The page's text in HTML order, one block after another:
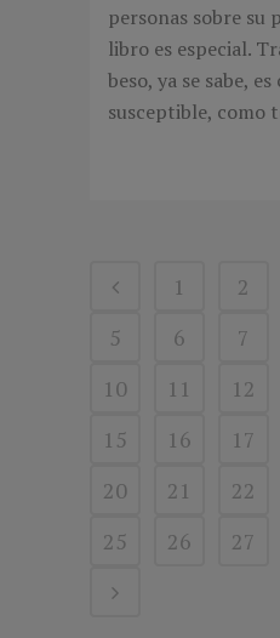
personas sobre su
libro es especial.
beso, ya se sabe,
susceptible, como
1 2
5
6 7
10
11 12
15
16 17
20
21 22
25
26 27